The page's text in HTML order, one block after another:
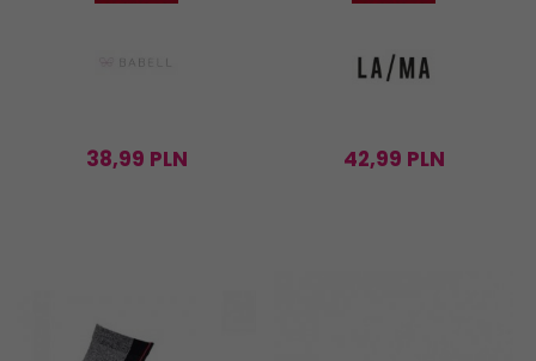
38,99 PLN 42,99 PLN